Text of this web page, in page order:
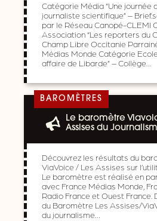
Catégorie Média “Une journée
journaliste scientifique” –
par le Réseau Canopé-CLEMI
Association “Les reporters du
Champ Libre Occitanie
Médias Monde Catégorie Ecole
affaire de Libarde” – Collège…
BAROMÈTRES
Le baromètre
Assises du
Découvrez les résultats du
ViaVoice / Les Assises sur
Le baromètre est réalisé en
avec France Médias Monde,
Radio France et Ouest France.
du Baromètre Les Assises/
du journalisme…